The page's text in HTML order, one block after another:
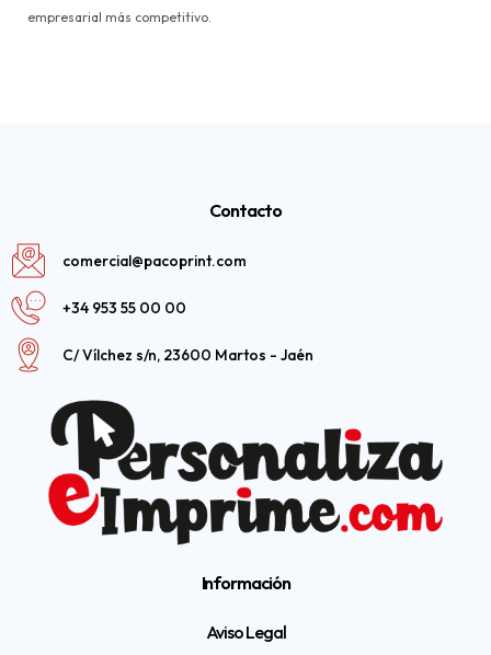
empresarial más competitivo.
Contacto
comercial@pacoprint.com
+34 953 55 00 00
C/ Vílchez s/n, 23600 Martos - Jaén
Información
Aviso Legal